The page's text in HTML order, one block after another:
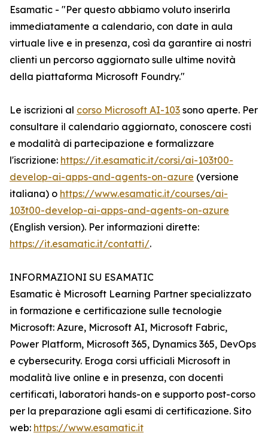
Esamatic - "Per questo abbiamo voluto inserirla
immediatamente a calendario, con date in aula
virtuale live e in presenza, così da garantire ai nostri
clienti un percorso aggiornato sulle ultime novità
della piattaforma Microsoft Foundry."
Le iscrizioni al corso Microsoft AI-103 sono aperte. Per
consultare il calendario aggiornato, conoscere costi
e modalità di partecipazione e formalizzare
l'iscrizione: https://it.esamatic.it/corsi/ai-103t00-
develop-ai-apps-and-agents-on-azure (versione
italiana) o https://www.esamatic.it/courses/ai-
103t00-develop-ai-apps-and-agents-on-azure
(English version). Per informazioni dirette:
https://it.esamatic.it/contatti/.
INFORMAZIONI SU ESAMATIC
Esamatic è Microsoft Learning Partner specializzato
in formazione e certificazione sulle tecnologie
Microsoft: Azure, Microsoft AI, Microsoft Fabric,
Power Platform, Microsoft 365, Dynamics 365, DevOps
e cybersecurity. Eroga corsi ufficiali Microsoft in
modalità live online e in presenza, con docenti
certificati, laboratori hands-on e supporto post-corso
per la preparazione agli esami di certificazione. Sito
web: https://www.esamatic.it